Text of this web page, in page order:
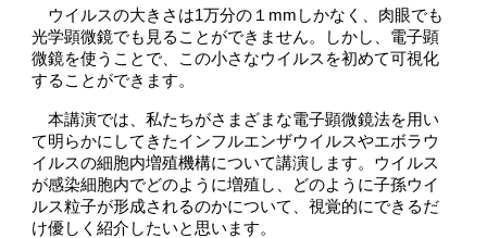
ウイルスの大きさは1万分の１mmしかなく、肉眼でも
光学顕微鏡でも見ることができません。しかし、電子顕
微鏡を使うことで、この小さなウイルスを初めて可視化
することができます。
本講演では、私たちがさまざまな電子顕微鏡法を用い
て明らかにしてきたインフルエンザウイルスやエボラウ
イルスの細胞内増殖機構について講演します。ウイルス
が感染細胞内でどのように増殖し、どのように子孫ウイ
ルス粒子が形成されるのかについて、視覚的にできるだ
け優しく紹介したいと思います。